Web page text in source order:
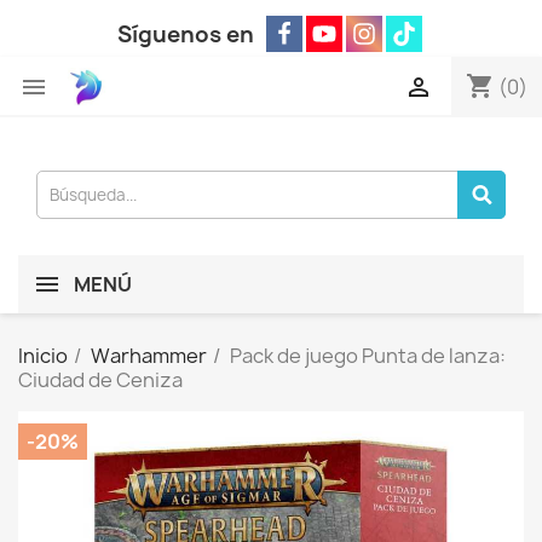
Síguenos en
 shopping_cart (0)

MENÚ
Inicio Warhammer
Pack de juego Punta de lanza:
Ciudad de Ceniza
-20%